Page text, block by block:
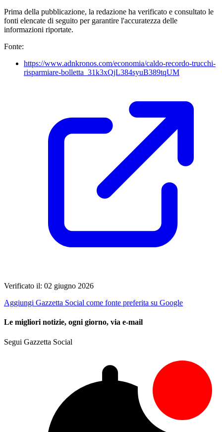
Prima della pubblicazione, la redazione ha verificato e consultato le
fonti elencate di seguito per garantire l'accuratezza delle
informazioni riportate.
Fonte:
https://www.adnkronos.com/economia/caldo-recordo-trucchi-
risparmiare-bolletta_31k3xQjL384syuB389tqUM
Verificato il: 02 giugno 2026
Aggiungi Gazzetta Social come fonte preferita su Google
Le migliori notizie, ogni giorno, via e-mail
Segui Gazzetta Social